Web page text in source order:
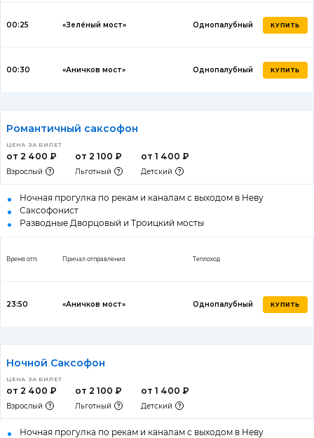
00:25 «Зелёный мост» Однопалубный КУПИТЬ
00:30 «Аничков мост» Однопалубный КУПИТЬ
Романтичный саксофон
ЦЕНА ЗА БИЛЕТ
от 2 400 ₽
Взрослый
от 2 100 ₽
Льготный
от 1 400 ₽
Детский
Ночная прогулка по рекам и каналам с выходом в Неву
Саксофонист
Разводные Дворцовый и Троицкий мосты
Время отп. Причал отправления Теплоход
23:50 «Аничков мост» Однопалубный КУПИТЬ
Ночной Саксофон
ЦЕНА ЗА БИЛЕТ
от 2 400 ₽
Взрослый
от 2 100 ₽
Льготный
от 1 400 ₽
Детский
Ночная прогулка по рекам и каналам с выходом в Неву